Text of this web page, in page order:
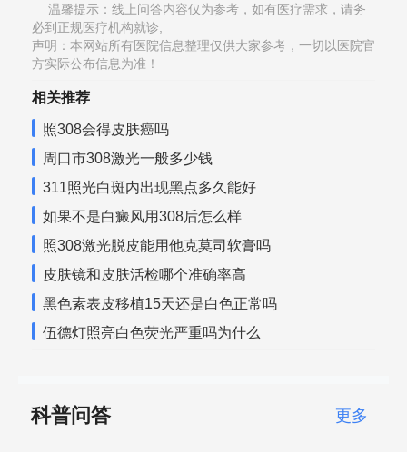
温馨提示：线上问答内容仅为参考，如有医疗需求，请务
必到正规医疗机构就诊,
声明：本网站所有医院信息整理仅供大家参考，一切以医院官
方实际公布信息为准！
相关推荐
照308会得皮肤癌吗
周口市308激光一般多少钱
311照光白斑内出现黑点多久能好
如果不是白癜风用308后怎么样
照308激光脱皮能用他克莫司软膏吗
皮肤镜和皮肤活检哪个准确率高
黑色素表皮移植15天还是白色正常吗
伍德灯照亮白色荧光严重吗为什么
科普问答 更多